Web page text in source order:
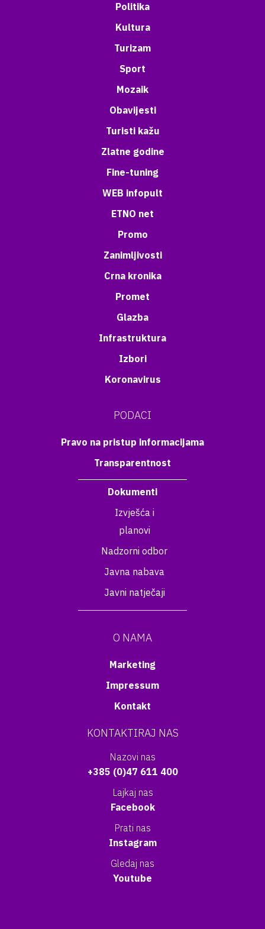
Politika
Kultura
Turizam
Sport
Mozaik
Obavijesti
Turisti kažu
Zlatne godine
Fine-tuning
WEB infopult
ETNO net
Promo
Zanimljivosti
Crna kronika
Promet
Glazba
Infrastruktura
Izbori
Koronavirus
PODACI
Pravo na pristup informacijama
Transparentnost
Dokumenti
Izvješća i
planovi
Nadzorni odbor
Javna nabava
Javni natječaji
O NAMA
Marketing
Impressum
Kontakt
KONTAKTIRAJ NAS
Nazovi nas
+385 (0)47 611 400
Lajkaj nas
Facebook
Prati nas
Instagram
Gledaj nas
Youtube